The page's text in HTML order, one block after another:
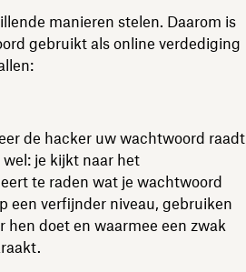
manieren stelen. Daarom is
gebruikt als online verdediging
de hacker uw wachtwoord raadt
je kijkt naar het
te raden wat je wachtwoord
een verfijnder niveau, gebruiken
hen doet en waarmee een zwak